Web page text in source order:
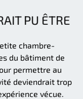
PU ÊTRE
chambre-
du bâtiment de
permettre au
deviendrait trop
vécue.